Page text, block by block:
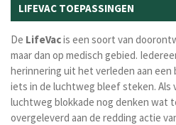
LIFEVAC TOEPASSINGEN
De LifeVacis een soort van
maar dan op medisch gebied.
herinnering uit het verleden aan
iets in de luchtweg bleef steken. Als
luchtweg blokkade nog denken wat
overgeleverd aan de redding actie